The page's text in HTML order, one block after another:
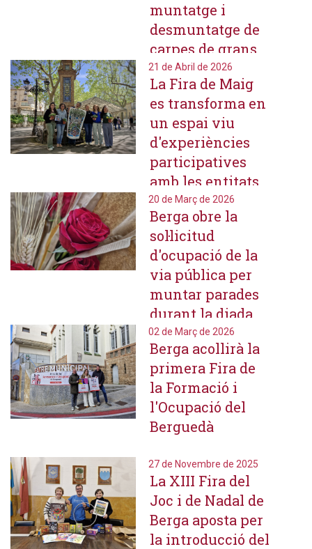
muntatge i
desmuntatge de
carpes de grans
dimensions per a
esdeveniments
firals
21 de Abril de 2026
La Fira de Maig
es transforma en
un espai viu
d'experiències
participatives
amb les entitats
com a
protagonistes
20 de Març de 2026
Berga obre la
sol·licitud
d'ocupació de la
via pública per
muntar parades
durant la diada
de Sant Jordi
2026
02 de Març de 2026
Berga acollirà la
primera Fira de
la Formació i
l'Ocupació del
Berguedà
27 de Novembre de 2025
La XIII Fira del
Joc i de Nadal de
Berga aposta per
la introducció del